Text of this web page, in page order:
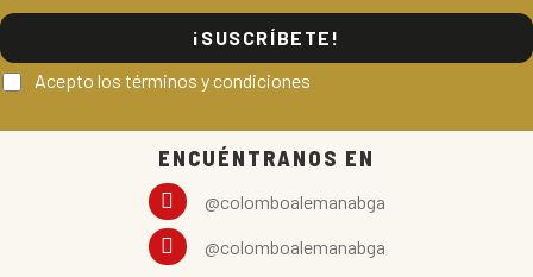
¡SUSCRÍBETE!
Acepto los términos y condiciones
ENCUÉNTRANOS EN
@colomboalemanabga
@colomboalemanabga